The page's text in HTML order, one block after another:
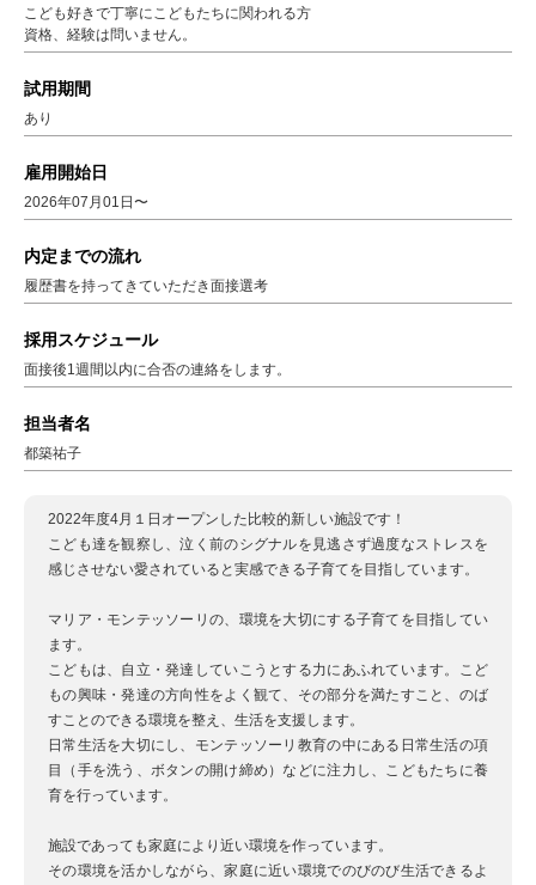
こども好きで丁寧にこどもたちに関われる方
資格、経験は問いません。
試用期間
あり
雇用開始日
2026年07月01日〜
内定までの流れ
履歴書を持ってきていただき面接選考
採用スケジュール
面接後1週間以内に合否の連絡をします。
担当者名
都築祐子
2022年度4月１日オープンした比較的新しい施設です！
こども達を観察し、泣く前のシグナルを見逃さず過度なストレスを
感じさせない愛されていると実感できる子育てを目指しています。
マリア・モンテッソーリの、環境を大切にする子育てを目指してい
ます。
こどもは、自立・発達していこうとする力にあふれています。こど
もの興味・発達の方向性をよく観て、その部分を満たすこと、のば
すことのできる環境を整え、生活を支援します。
日常生活を大切にし、モンテッソーリ教育の中にある日常生活の項
目（手を洗う、ボタンの開け締め）などに注力し、こどもたちに養
育を行っています。
施設であっても家庭により近い環境を作っています。
その環境を活かしながら、家庭に近い環境でのびのび生活できるよ